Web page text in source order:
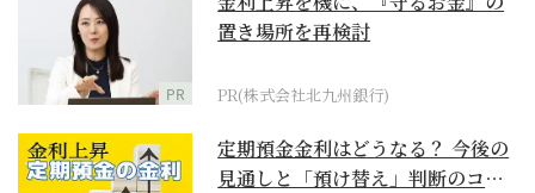
PR
置き場所を再検討
PR(株式会社北九州銀行)
定期預金金利はどうなる？ 今後の
見通しと「預け替え」判断のコツ